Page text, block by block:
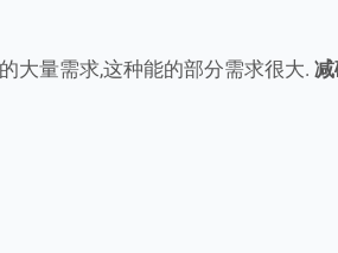
大量需求,这种能的部分需求很大.